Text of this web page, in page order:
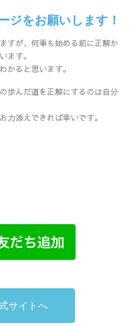
ジをお願いします！
すが、何事も始める前に正解か
ます。
かると思います。
歩んだ道を正解にするのは自分
力添えできれば幸いです。
サイトへ